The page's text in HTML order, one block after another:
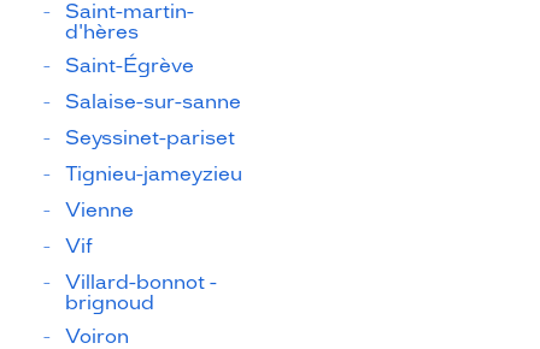
Saint-martin-
d'hères
Saint-Égrève
Salaise-sur-sanne
Seyssinet-pariset
Tignieu-jameyzieu
Vienne
Vif
Villard-bonnot -
brignoud
Voiron